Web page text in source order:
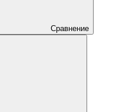
Сравнение